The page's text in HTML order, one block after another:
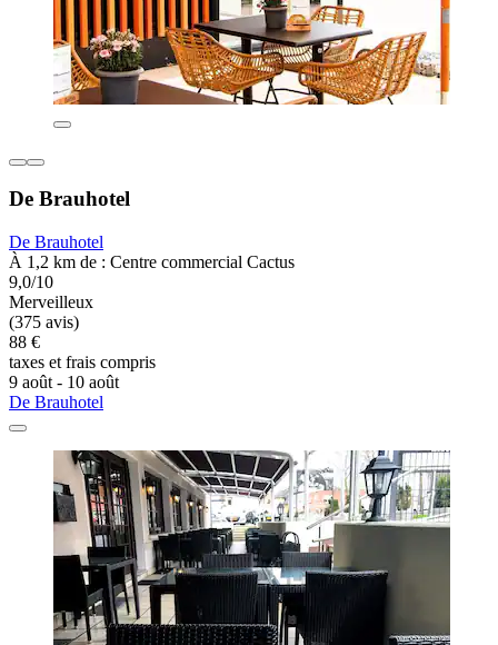
De Brauhotel
De Brauhotel
À 1,2 km de : Centre commercial Cactus
9,0/10
Merveilleux
(375 avis)
88 €
taxes et frais compris
9 août - 10 août
De Brauhotel